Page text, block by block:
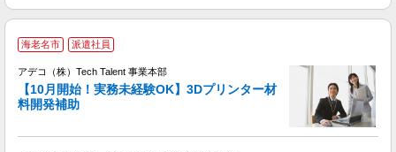
海老名市 派遣社員
アデコ（株）Tech Talent 事業本部
【10月開始！実務未経験OK】3Dプリンター材
料開発補助